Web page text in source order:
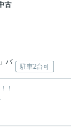
古
バ
駐車2台可
！